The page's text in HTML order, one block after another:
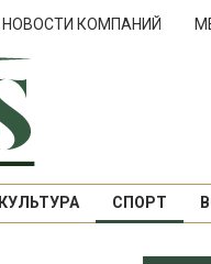
НОВОСТИ КОМПАНИЙ
КУЛЬТУРА СПОРТ